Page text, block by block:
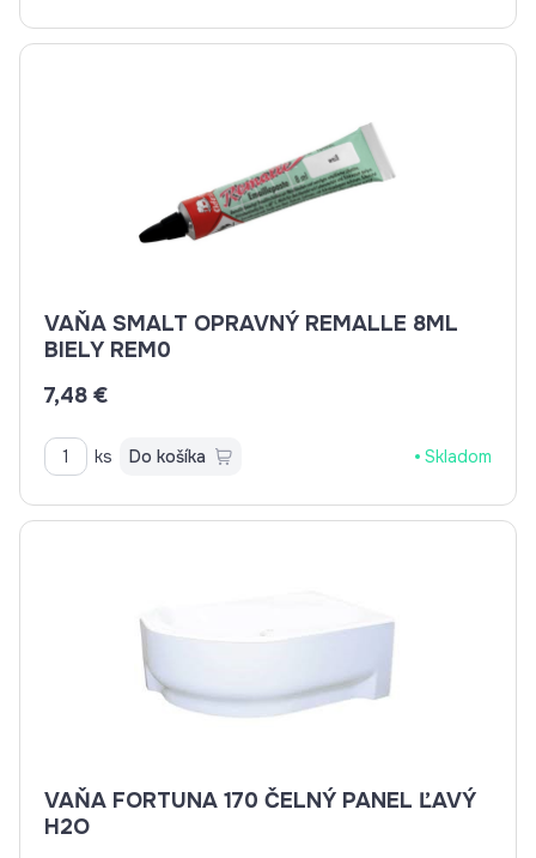
VAŇA SMALT OPRAVNÝ REMALLE 8ML
BIELY REM0
7,48 €
ks Do košíka Skladom
VAŇA FORTUNA 170 ČELNÝ PANEL ĽAVÝ
H2O